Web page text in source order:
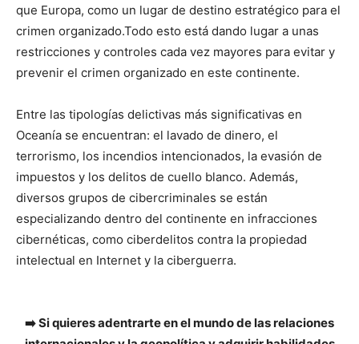
que Europa, como un lugar de destino estratégico para el
crimen organizado.Todo esto está dando lugar a unas
restricciones y controles cada vez mayores para evitar y
prevenir el crimen organizado en este continente.
Entre las tipologías delictivas más significativas en
Oceanía se encuentran: el lavado de dinero, el
terrorismo, los incendios intencionados, la evasión de
impuestos y los delitos de cuello blanco. Además,
diversos grupos de cibercriminales se están
especializando dentro del continente en infracciones
cibernéticas, como ciberdelitos contra la propiedad
intelectual en Internet y la ciberguerra.
➡️ Si quieres adentrarte en el mundo de las relaciones